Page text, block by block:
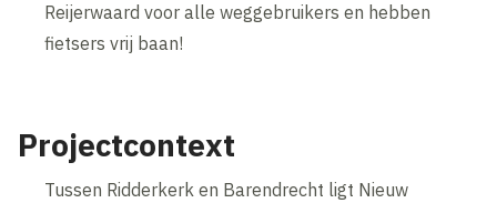
Reijerwaard voor alle weggebruikers en hebben
fietsers vrij baan!
Projectcontext
Tussen Ridderkerk en Barendrecht ligt Nieuw